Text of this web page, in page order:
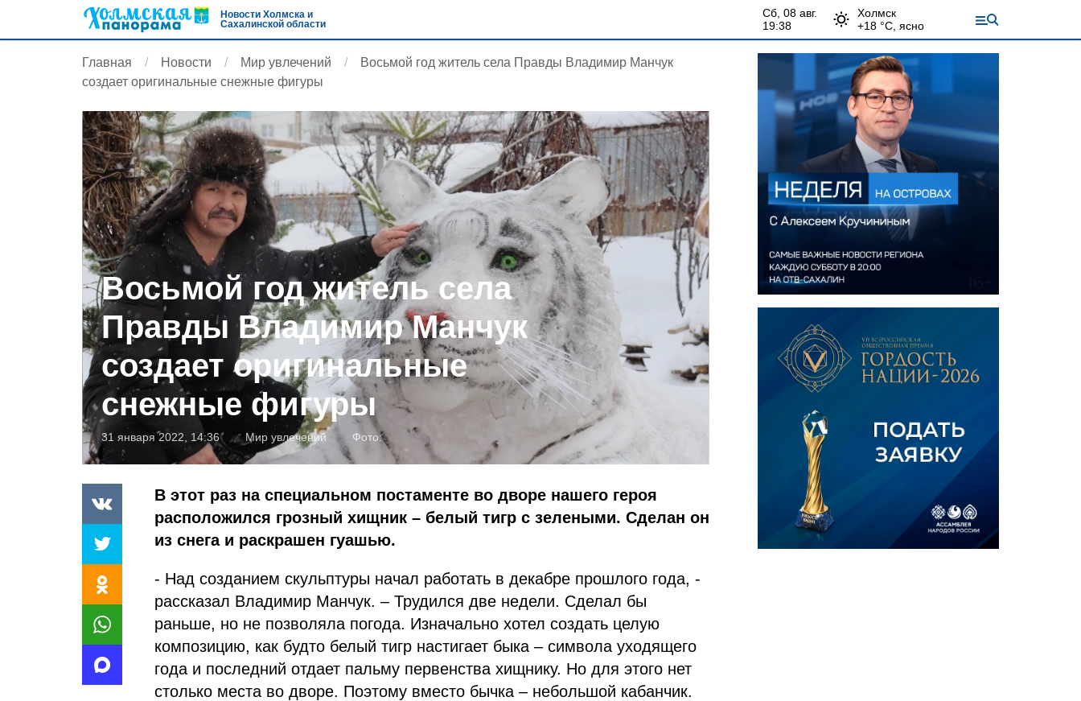
Новости Холмска и
Сахалинской области
сб, 08 авг.
19:38
Холмск
+18 °С, ясно
Главная Новости Мир увлечений
Восьмой год житель села Правды Владимир Манчук
создает оригинальные снежные фигуры
Восьмой год житель села
Правды Владимир Манчук
создает оригинальные
снежные фигуры
31 января 2022, 14:36 Мир увлечений Фото:
В этот раз на специальном постаменте во дворе нашего героя
расположился грозный хищник – белый тигр с зелеными. Сделан он
из снега и раскрашен гуашью.
- Над созданием скульптуры начал работать в декабре прошлого года, -
рассказал Владимир Манчук. – Трудился две недели. Сделал бы
раньше, но не позволяла погода. Изначально хотел создать целую
композицию, как будто белый тигр настигает быка – символа уходящего
года и последний отдает пальму первенства хищнику. Но для этого нет
столько места во дворе. Поэтому вместо бычка – небольшой кабанчик.